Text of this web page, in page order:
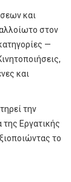
και
στον
—
και
την
Εργατικής
το